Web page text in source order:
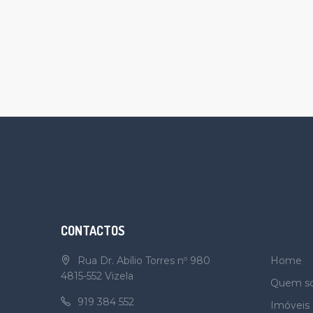
CONTACTOS
Rua Dr. Abílio Torres nº 980
4815-552 Vizela
919 384 552
Home
Quem
Imóveis